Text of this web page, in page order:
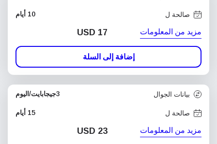
صالحة ل 10 أيام
مزيد من المعلومات USD 17
إضافة إلى السلة
بيانات الجوال 3جيجابايت/اليوم
صالحة ل 15 أيام
مزيد من المعلومات USD 23